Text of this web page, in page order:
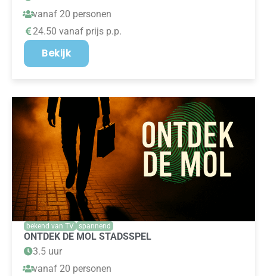
vanaf 20 personen
24.50 vanaf prijs p.p.
Bekijk
bekend van TV spannend
ONTDEK DE MOL STADSSPEL
3.5 uur
vanaf 20 personen